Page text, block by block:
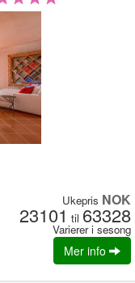
Ukepris NOK
23101 til 63328
Varierer i sesong
Mer info